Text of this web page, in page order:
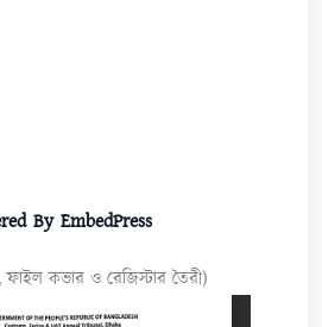
By EmbedPress
ফাইল কভার ও রেজিস্টার তৈরী)